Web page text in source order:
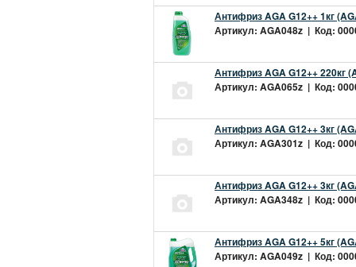
Антифриз AGA G12++ 1кг
Артикул: AGA048z | Код:
Антифриз AGA G12++ 220кг
Артикул: AGA065z | Код:
Антифриз AGA G12++ 3кг
Артикул: AGA301z | Код:
Антифриз AGA G12++ 3кг
Артикул: AGA348z | Код:
Антифриз AGA G12++ 5кг
Артикул: AGA049z | Код: